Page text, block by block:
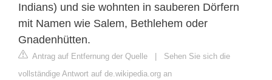
Indians) und sie wohnten in sauberen Dörfern
mit Namen wie Salem, Bethlehem oder
Gnadenhütten.
Antrag auf Entfernung der Quelle | Sehen Sie sich die
vollständige Antwort auf de.wikipedia.org an